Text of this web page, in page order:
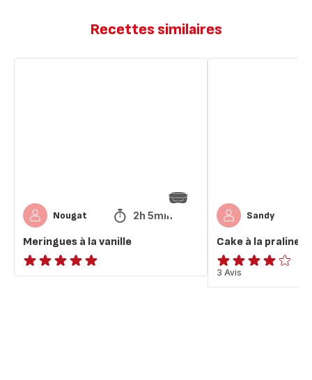
Recettes similaires
Nougat 2h 5min
Meringues à la vanille
ratings.NaN
Sandy
Cake à la praline
Avis
4
3 Avis